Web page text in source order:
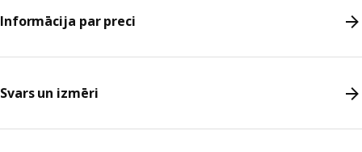
Informācija par preci
Svars un izmēri